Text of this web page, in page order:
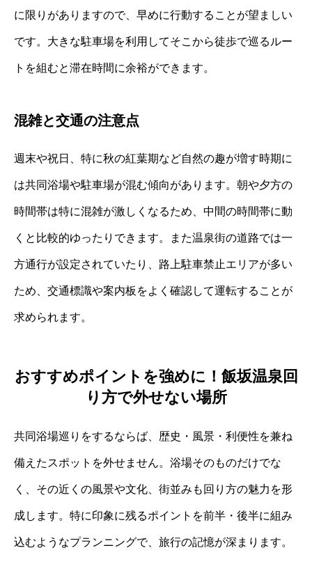
に限りがありますので、早めに行動することが望ましい
です。大きな駐車場を利用してそこから徒歩で巡るルー
トを組むと滞在時間に余裕ができます。
混雑と交通の注意点
週末や祝日、特に秋の紅葉期など自然の趣が増す時期に
は共同浴場や駐車場が混む傾向があります。朝や夕方の
時間帯は特に混雑が激しくなるため、中間の時間帯に動
くと比較的ゆったりできます。また温泉街の道路では一
方通行が設定されていたり、路上駐車禁止エリアが多い
ため、交通標識や案内板をよく確認して運転することが
求められます。
おすすめポイントを強めに！飯坂温泉回
り方で外せない場所
共同浴場巡りをするならば、歴史・風景・利便性を兼ね
備えたスポットを外せません。浴場そのものだけでな
く、その近くの風景や文化、街並みも回り方の魅力を形
成します。特に印象に残るポイントを前半・後半に組み
込むようなプランニングで、旅行の記憶が深まります。